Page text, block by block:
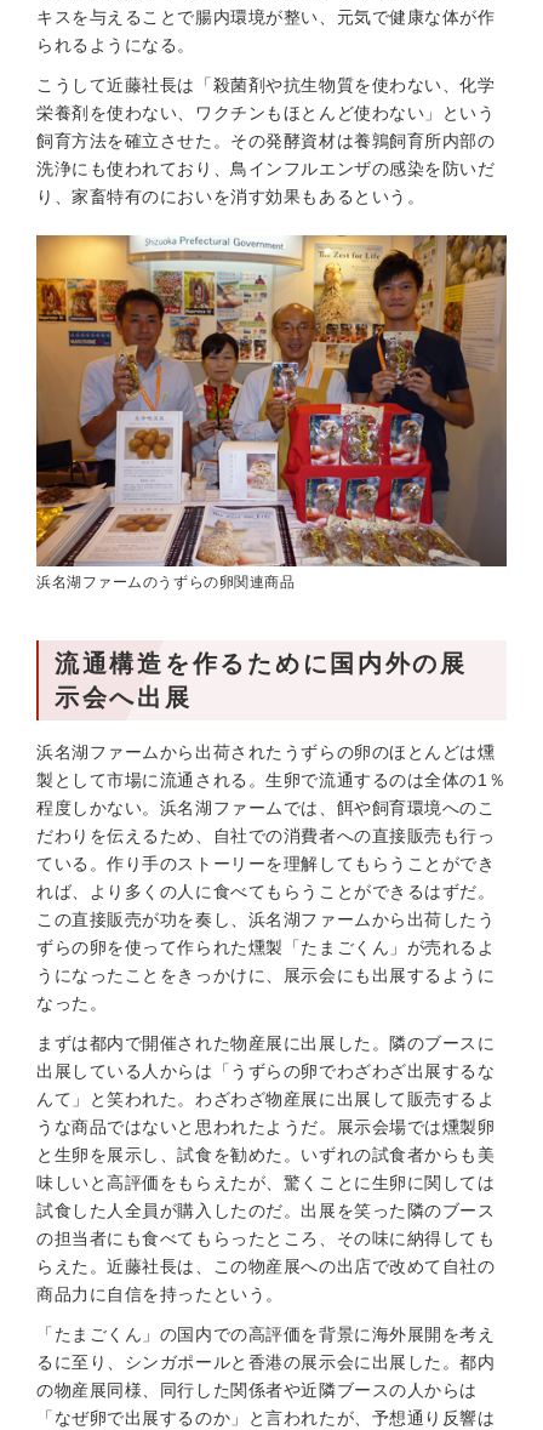
キスを与えることで腸内環境が整い、元気で健康な体が作
られるようになる。
こうして近藤社長は「殺菌剤や抗生物質を使わない、化学
栄養剤を使わない、ワクチンもほとんど使わない」という
飼育方法を確立させた。その発酵資材は養鶉飼育所内部の
洗浄にも使われており、鳥インフルエンザの感染を防いだ
り、家畜特有のにおいを消す効果もあるという。
浜名湖ファームのうずらの卵関連商品
流通構造を作るために国内外の展
示会へ出展
浜名湖ファームから出荷されたうずらの卵のほとんどは燻
製として市場に流通される。生卵で流通するのは全体の1％
程度しかない。浜名湖ファームでは、餌や飼育環境へのこ
だわりを伝えるため、自社での消費者への直接販売も行っ
ている。作り手のストーリーを理解してもらうことができ
れば、より多くの人に食べてもらうことができるはずだ。
この直接販売が功を奏し、浜名湖ファームから出荷したう
ずらの卵を使って作られた燻製「たまごくん」が売れるよ
うになったことをきっかけに、展示会にも出展するように
なった。
まずは都内で開催された物産展に出展した。隣のブースに
出展している人からは「うずらの卵でわざわざ出展するな
んて」と笑われた。わざわざ物産展に出展して販売するよ
うな商品ではないと思われたようだ。展示会場では燻製卵
と生卵を展示し、試食を勧めた。いずれの試食者からも美
味しいと高評価をもらえたが、驚くことに生卵に関しては
試食した人全員が購入したのだ。出展を笑った隣のブース
の担当者にも食べてもらったところ、その味に納得しても
らえた。近藤社長は、この物産展への出店で改めて自社の
商品力に自信を持ったという。
「たまごくん」の国内での高評価を背景に海外展開を考え
るに至り、シンガポールと香港の展示会に出展した。都内
の物産展同様、同行した関係者や近隣ブースの人からは
「なぜ卵で出展するのか」と言われたが、予想通り反響は